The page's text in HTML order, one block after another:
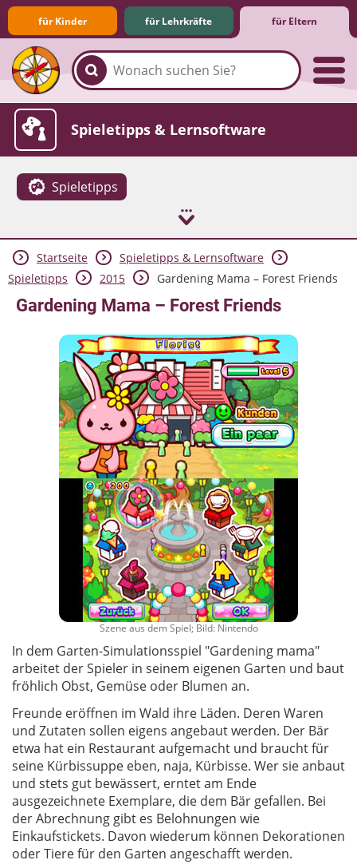
für Kinder für Lehrkräfte für Eltern
Familie & Medien
Spieletipps & Lernsoftware
Spieletipps
Die Jüngsten im Netz
Lexikon
Aktuelles
Startseite
Spieletipps & Lernsoftware
Spieletipps
2015 Gardening Mama – Forest Friends
Gardening Mama – Forest Friends
Szene aus dem Spiel; Bild: Nintendo
In dem Garten-Simulationsspiel "Gardening mama"
arbeitet der Spieler in seinem eigenen Garten und baut
fröhlich Obst, Gemüse oder Blumen an.
Freunde eröffnen im Wald ihre Läden. Deren Waren
und Zutaten sollen eigens angebaut werden. Der Bär
etwa hat ein Restaurant aufgemacht und braucht für
seine Kürbissuppe eben, naja, Kürbisse. Wer sie anbaut
und stets gut bewässert, erntet am Ende
ausgezeichnete Exemplare, die dem Bär gefallen. Bei
der Abrechnung gibt es Belohnungen wie
Einkaufstickets. Davon wiederum können Dekorationen
oder Tiere für den Garten angeschafft werden.